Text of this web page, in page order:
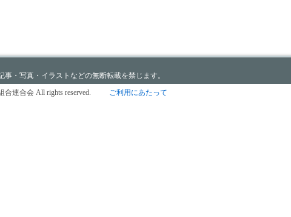
事・写真・イラストなどの無断転載を禁じます。
組合連合会 All rights reserved. ご利用にあたって